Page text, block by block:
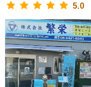
5.0